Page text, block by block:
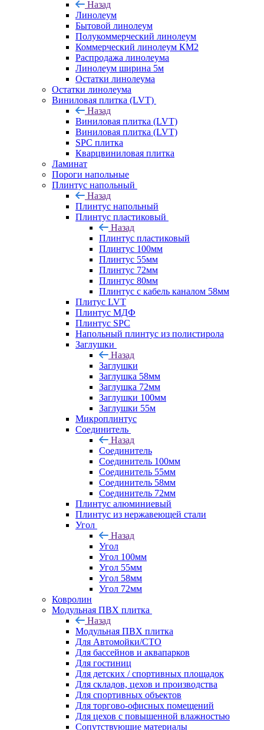
Назад
Линолеум
Бытовой линолеум
Полукоммерческий линолеум
Коммерческий линолеум КМ2
Распродажа линолеума
Линолеум ширина 5м
Остатки линолеума
Остатки линолеума
Виниловая плитка (LVT)
Назад
Виниловая плитка (LVT)
Виниловая плитка (LVT)
SPC плитка
Кварцвиниловая плитка
Ламинат
Пороги напольные
Плинтус напольный
Назад
Плинтус напольный
Плинтус пластиковый
Назад
Плинтус пластиковый
Плинтус 100мм
Плинтус 55мм
Плинтус 72мм
Плинтус 80мм
Плинтус с кабель каналом 58мм
Плитус LVT
Плинтус МДФ
Плинтус SPC
Напольный плинтус из полистирола
Заглушки
Назад
Заглушки
Заглушка 58мм
Заглушка 72мм
Заглушки 100мм
Заглушки 55м
Микроплинтус
Соединитель
Назад
Соединитель
Соединитель 100мм
Соединитель 55мм
Соединитель 58мм
Соединитель 72мм
Плинтус алюминиевый
Плинтус из нержавеющей стали
Угол
Назад
Угол
Угол 100мм
Угол 55мм
Угол 58мм
Угол 72мм
Ковролин
Модульная ПВХ плитка
Назад
Модульная ПВХ плитка
Для Автомойки/СТО
Для бассейнов и аквапарков
Для гостиниц
Для детских / спортивных площадок
Для складов, цехов и производства
Для спортивных объектов
Для торгово-офисных помещений
Для цехов с повышенной влажностью
Сопутствующие материалы